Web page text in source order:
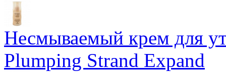
Несмываемый крем для
Plumping Strand Expand